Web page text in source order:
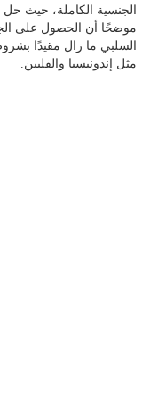
موضحًا أن الحصول على
السلبي ما زال مقيدًا
مثل إندونيسيا والفلبين.